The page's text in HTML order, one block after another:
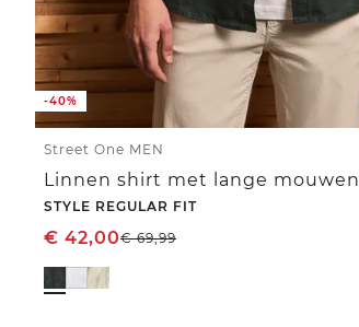
-40%
Street One MEN
Linnen shirt met lange mouwen
STYLE REGULAR FIT
€ 42,00€69,99